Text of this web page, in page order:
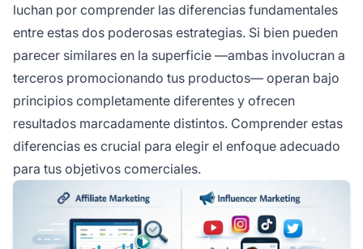
luchan por comprender las diferencias fundamentales
entre estas dos poderosas estrategias. Si bien pueden
parecer similares en la superficie —ambas involucran a
terceros promocionando tus productos— operan bajo
principios completamente diferentes y ofrecen
resultados marcadamente distintos. Comprender estas
diferencias es crucial para elegir el enfoque adecuado
para tus objetivos comerciales.